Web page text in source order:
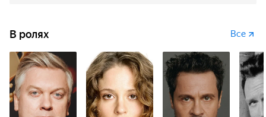
В ролях Все